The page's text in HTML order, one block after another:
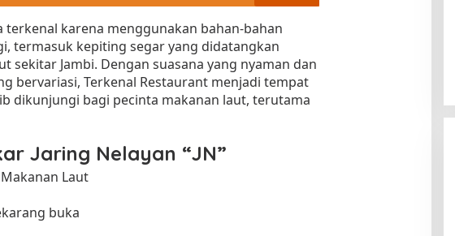
terkenal karena menggunakan bahan-bahan
termasuk kepiting segar yang didatangkan
sekitar Jambi. Dengan suasana yang nyaman dan
bervariasi, Terkenal Restaurant menjadi tempat
dikunjungi bagi pecinta makanan laut, terutama
Jaring Nelayan “JN”
Makanan Laut
buka